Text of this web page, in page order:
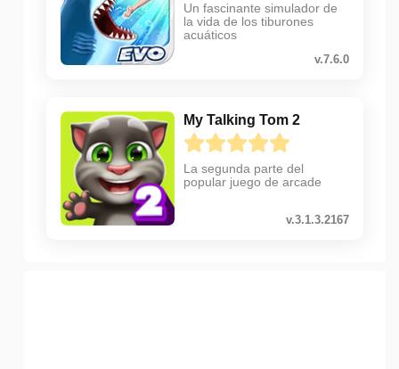
Un fascinante simulador de
la vida de los tiburones
acuáticos
v.7.6.0
My Talking Tom 2
La segunda parte del
popular juego de arcade
v.3.1.3.2167